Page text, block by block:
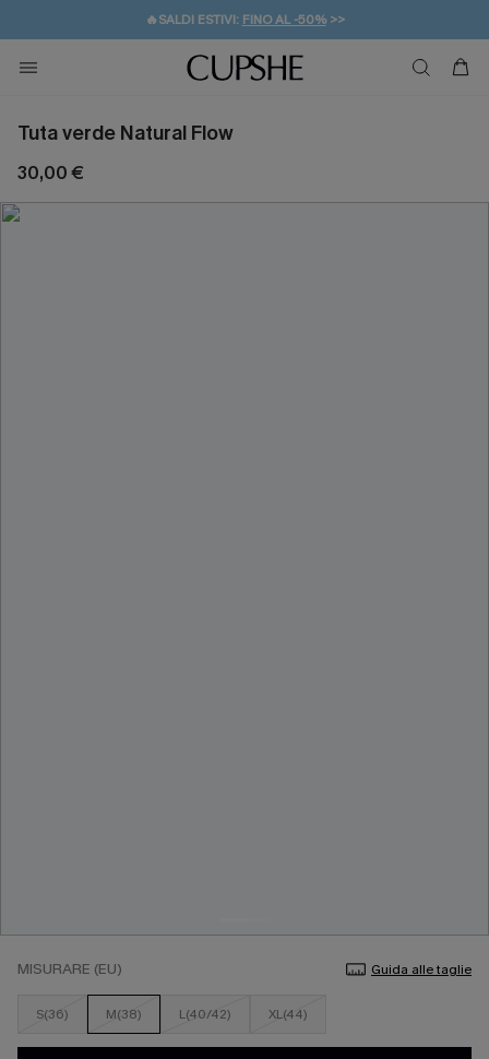
🔥SALDI ESTIVI: FINO AL -50%>>
🚚SPEDIZIONE GRATUITA DA 49€
💌REGALO PER I NUOVI: 20% DI SCONTO*
Tuta verde Natural Flow
30,00 €
MISURARE (EU) Guida alle taglie
S(36) M(38) L(40/42) XL(44)